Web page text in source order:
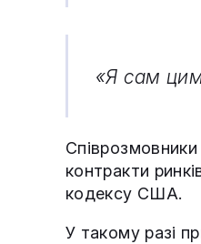
«Я сам
Співрозмовники
контракти
кодексу США.
У такому разі